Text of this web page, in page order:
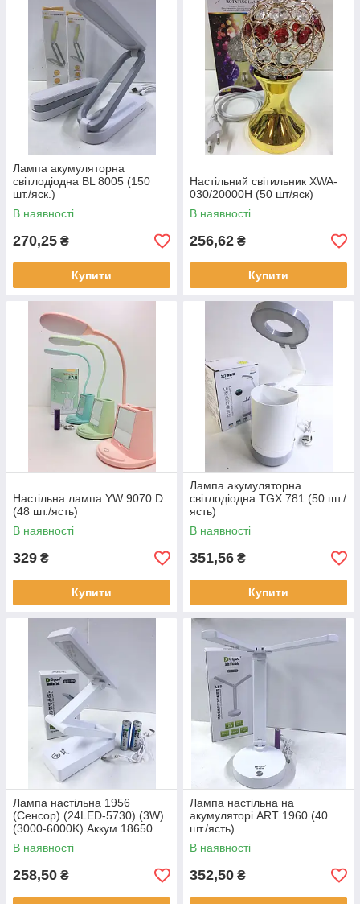
Лампа акумуляторна
світлодіодна BL 8005 (150
шт./яск.)
В наявності
270,25 ₴
Купити
Настільний світильник XWA-
030/20000H (50 шт/яск)
В наявності
256,62 ₴
Купити
Настільна лампа YW 9070 D
(48 шт./ясть)
В наявності
329 ₴
Купити
Лампа акумуляторна
світлодіодна TGX 781 (50 шт./
ясть)
В наявності
351,56 ₴
Купити
Лампа настільна 1956
(Сенсор) (24LED-5730) (3W)
(3000-6000K) Аккум 18650
2шт/6000mAh (80 шт/ящ)
В наявності
258,50 ₴
Лампа настільна на
акумуляторі ART 1960 (40
шт./ясть)
В наявності
352,50 ₴